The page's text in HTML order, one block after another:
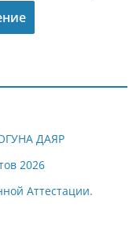
ДАЯР
2026
Аттестации.